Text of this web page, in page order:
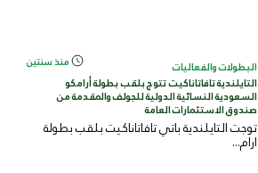
البطولات والفعاليات منذ سنتين
التايلندية تافاتاناكيت تتوج بلقب بطولة أرامكو
السعودية النسائية الدولية للجولف والمقدمة من
صندوق الاستثمارات العامة
توجت التايلندية باتي تافاتاناكيت بلقب بطولة
ارام...